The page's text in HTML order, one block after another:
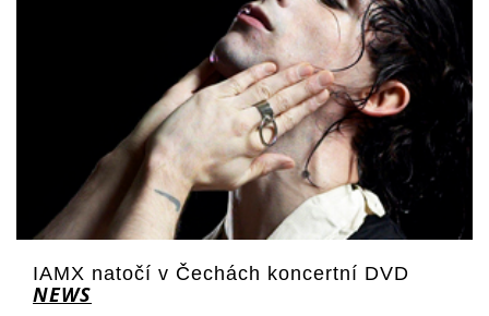
IAMX natočí v Čechách koncertní DVD
NEWS